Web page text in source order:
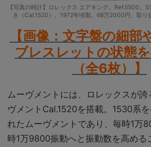
【写真の時計】ロレックス エアキング。Ref.5500。
き（Cal.1520）。1972年頃製。68万2000円。取り
【画像：文字盤の細部
ブレスレットの状態
（全6枚）
】
ムーヴメントには、ロレックスが
ヴメントCal.1520を搭載。1530系
れたムーヴメントであり、毎時1万
時1万9800振動へと振動数を高める